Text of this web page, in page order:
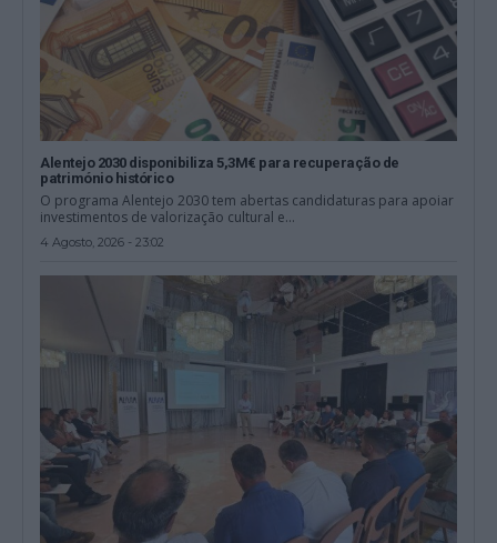
Alentejo 2030 disponibiliza 5,3M€ para recuperação de
património histórico
O programa Alentejo 2030 tem abertas candidaturas para apoiar
investimentos de valorização cultural e...
4 Agosto, 2026 - 23:02